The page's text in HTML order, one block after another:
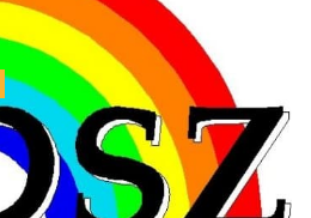
pour les politiques